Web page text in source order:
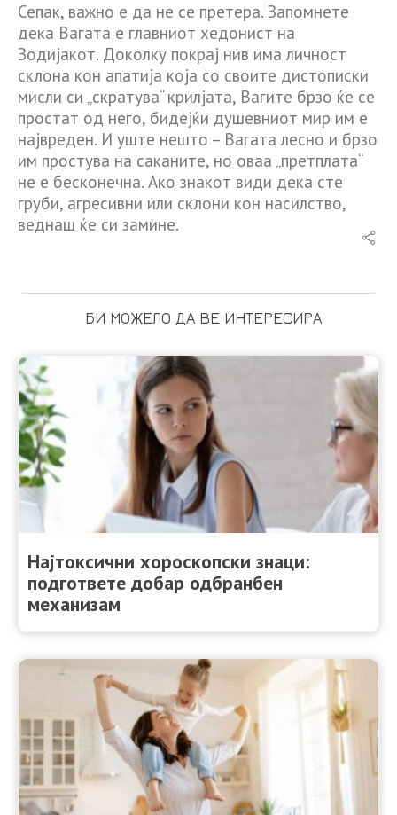
Сепак, важно е да не се претера. Запомнете
дека Вагата е главниот хедонист на
Зодијакот. Доколку покрај нив има личност
склона кон апатија која со своите дистописки
мисли си „скратува“ крилјата, Вагите брзо ќе се
простат од него, бидејќи душевниот мир им е
највреден. И уште нешто – Вагата лесно и брзо
им простува на саканите, но оваа „претплата“
не е бесконечна. Ако знакот види дека сте
груби, агресивни или склони кон насилство,
веднаш ќе си замине.
БИ МОЖЕЛО ДА ВЕ ИНТЕРЕСИРА
Најтоксични хороскопски знаци:
подгответе добар одбранбен
механизам